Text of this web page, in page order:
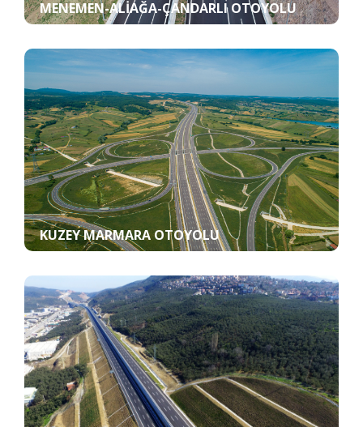
MENEMEN-ALIAĞA-ÇANDARLI OTOYOLU
KUZEY MARMARA OTOYOLU